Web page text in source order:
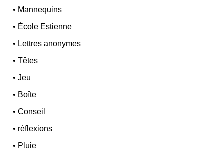
• Mannequins
• École Estienne
• Lettres anonymes
•Têtes
•Jeu
• Boîte
•Conseil
• réflexions
• Pluie